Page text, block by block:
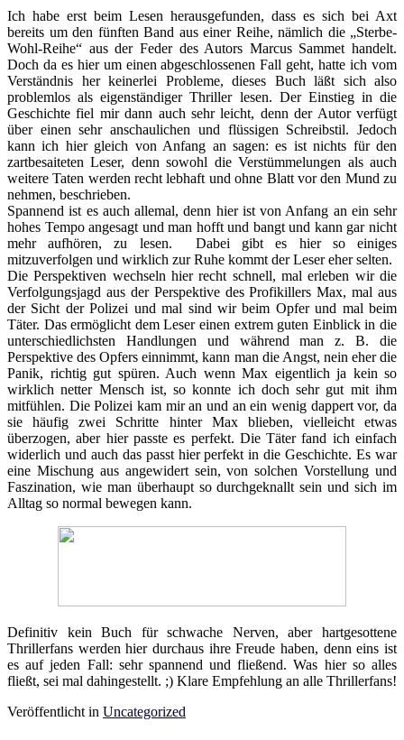
Ich habe erst beim Lesen herausgefunden, dass es sich bei Axt
bereits um den fünften Band aus einer Reihe, nämlich die „Sterbe-
Wohl-Reihe“ aus der Feder des Autors Marcus Sammet handelt.
Doch da es hier um einen abgeschlossenen Fall geht, hatte ich vom
Verständnis her keinerlei Probleme, dieses Buch läßt sich also
problemlos als eigenständiger Thriller lesen. Der Einstieg in die
Geschichte fiel mir dann auch sehr leicht, denn der Autor verfügt
über einen sehr anschaulichen und flüssigen Schreibstil. Jedoch
kann ich hier gleich von Anfang an sagen: es ist nichts für den
zartbesaiteten Leser, denn sowohl die Verstümmelungen als auch
weitere Taten werden recht lebhaft und ohne Blatt vor den Mund zu
nehmen, beschrieben.
Spannend ist es auch allemal, denn hier ist von Anfang an ein sehr
hohes Tempo angesagt und man hofft und bangt und kann gar nicht
mehr aufhören, zu lesen. Dabei gibt es hier so einiges
mitzuverfolgen und wirklich zur Ruhe kommt der Leser eher selten.
Die Perspektiven wechseln hier recht schnell, mal erleben wir die
Verfolgungsjagd aus der Perspektive des Profikillers Max, mal aus
der Sicht der Polizei und mal sind wir beim Opfer und mal beim
Täter. Das ermöglicht dem Leser einen extrem guten Einblick in die
unterschiedlichsten Handlungen und während man z. B. die
Perspektive des Opfers einnimmt, kann man die Angst, nein eher die
Panik, richtig gut spüren. Auch wenn Max eigentlich ja kein so
wirklich netter Mensch ist, so konnte ich doch sehr gut mit ihm
mitfühlen. Die Polizei kam mir an und an ein wenig dappert vor, da
sie häufig zwei Schritte hinter Max blieben, vielleicht etwas
überzogen, aber hier passte es perfekt. Die Täter fand ich einfach
widerlich und auch das passt hier perfekt in die Geschichte. Es war
eine Mischung aus angewidert sein, von solchen Vorstellung und
Faszination, wie man überhaupt so durchgeknallt sein und sich im
Alltag so normal bewegen kann.
Definitiv kein Buch für schwache Nerven, aber hartgesottene
Thrillerfans werden hier durchaus ihre Freude haben, denn eins ist
es auf jeden Fall: sehr spannend und fließend. Was hier so alles
fließt, sei mal dahingestellt. ;) Klare Empfehlung an alle Thrillerfans!
Veröffentlicht in Uncategorized